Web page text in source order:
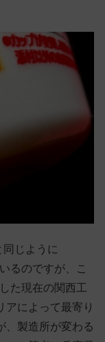
じように
るのですが、こ
た現在の関西工
アによって最寄り
、製造所が変わる